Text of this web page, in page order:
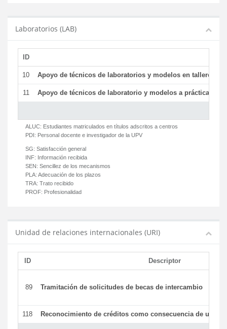
Laboratorios (LAB)
ID
10 Apoyo de técnicos de laboratorios y modelos en talleres/
11 Apoyo de técnicos de laboratorio y modelos a prácticas y
ALUC: Estudiantes matriculados en títulos adscritos a centros
PDI: Personal docente e investigador de la UPV
SG: Satisfacción general
INF: Información recibida
SEN: Sencillez de los mecanismos
PLA: Adecuación de los plazos
TRA: Trato recibido
PROF: Profesionalidad
Unidad de relaciones internacionales (URI)
ID Descriptor
89 Tramitación de solicitudes de becas de intercambio
118 Reconocimiento de créditos como consecuencia de un